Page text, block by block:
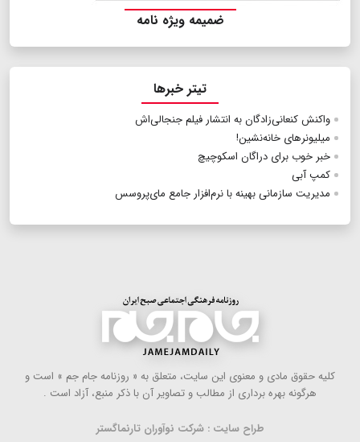
ضمیمه ویژه نامه
تیتر خبرها
واکنش کنعانی‌زادگان به انتشار فیلم جنجالی‌اش
میلیونرهای خانه‌نشین!
خبر خوب برای دراگان اسکوچیچ
کمپ آبی
مدیریت سازمانی بهینه با نرم‌افزار جامع مای‌پروسس
كلیه حقوق مادی و معنوی این سایت، متعلق به « روزنامه جام جم » است و
هرگونه بهره ‌برداری از مطالب و تصاویر آن با ذكر منبع، آزاد است .
طراح سایت : شرکت نوآوران تارنماگستر